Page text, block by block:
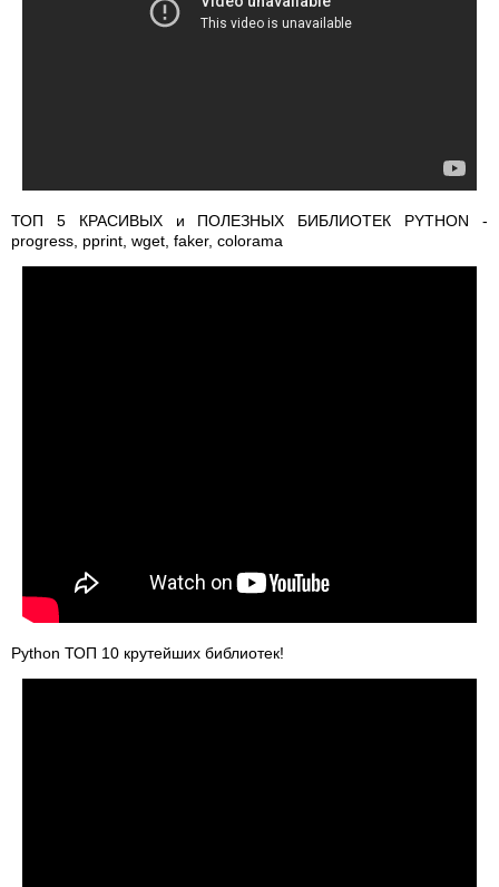
ТОП 5 КРАСИВЫХ и ПОЛЕЗНЫХ БИБЛИОТЕК PYTHON -
progress, pprint, wget, faker, colorama
Python ТОП 10 крутейших библиотек!